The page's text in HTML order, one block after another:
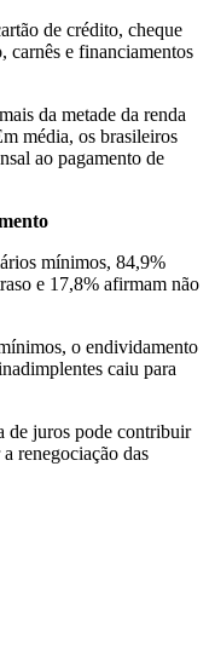
de crédito, cheque
carnês e financiamentos
da metade da renda
média, os brasileiros
ao pagamento de
mínimos, 84,9%
e 17,8% afirmam não
o endividamento
caiu para
de juros pode contribuir
renegociação das